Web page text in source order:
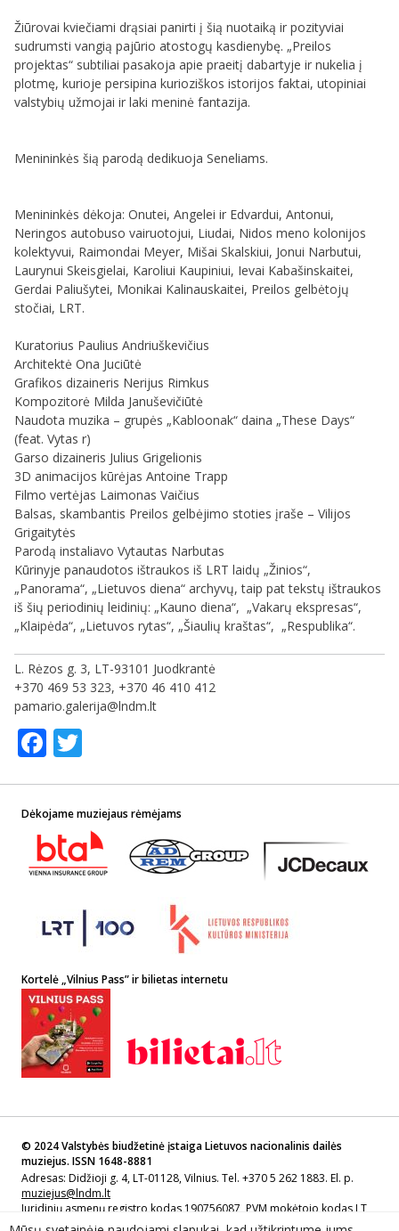
Žiūrovai kviečiami drąsiai panirti į šią nuotaiką ir pozityviai
sudrumsti vangią pajūrio atostogų kasdienybę. „Preilos
projektas“ subtiliai pasakoja apie praeitį dabartyje ir nukelia į
plotmę, kurioje persipina kurioziškos istorijos faktai, utopiniai
valstybių užmojai ir laki meninė fantazija.
Menininkės šią parodą dedikuoja Seneliams.
Menininkės dėkoja: Onutei, Angelei ir Edvardui, Antonui,
Neringos autobuso vairuotojui, Liudai, Nidos meno kolonijos
kolektyvui, Raimondai Meyer, Mišai Skalskiui, Jonui Narbutui,
Laurynui Skeisgielai, Karoliui Kaupiniui, Ievai Kabašinskaitei,
Gerdai Paliušytei, Monikai Kalinauskaitei, Preilos gelbėtojų
stočiai, LRT.
Kuratorius Paulius Andriuškevičius
Architektė Ona Juciūtė
Grafikos dizaineris Nerijus Rimkus
Kompozitorė Milda Januševičiūtė
Naudota muzika – grupės „Kabloonak“ daina „These Days“
(feat. Vytas r)
Garso dizaineris Julius Grigelionis
3D animacijos kūrėjas Antoine Trapp
Filmo vertėjas Laimonas Vaičius
Balsas, skambantis Preilos gelbėjimo stoties įraše – Vilijos
Grigaitytės
Parodą instaliavo Vytautas Narbutas
Kūrinyje panaudotos ištraukos iš LRT laidų „Žinios“,
„Panorama“, „Lietuvos diena“ archyvų, taip pat tekstų ištraukos
iš šių periodinių leidinių: „Kauno diena“, „Vakarų ekspresas“,
„Klaipėda“, „Lietuvos rytas“, „Šiaulių kraštas“, „Respublika“.
L. Rėzos g. 3, LT-93101 Juodkrantė
+370 469 53 323, +370 46 410 412
pamario.galerija@lndm.lt
Facebook
Dėkojame muziejaus rėmėjams
Kortelė „Vilnius Pass” ir bilietas internetu
© 2024 Valstybės biudžetinė įstaiga Lietuvos nacionalinis dailės
muziejus. ISSN 1648-8881
Adresas: Didžioji g. 4, LT-01128, Vilnius. Tel. +370 5 262 1883. El. p.
muziejus@lndm.lt
Juridinių asmenų registro kodas 190756087, PVM mokėtojo kodas LT
907560811